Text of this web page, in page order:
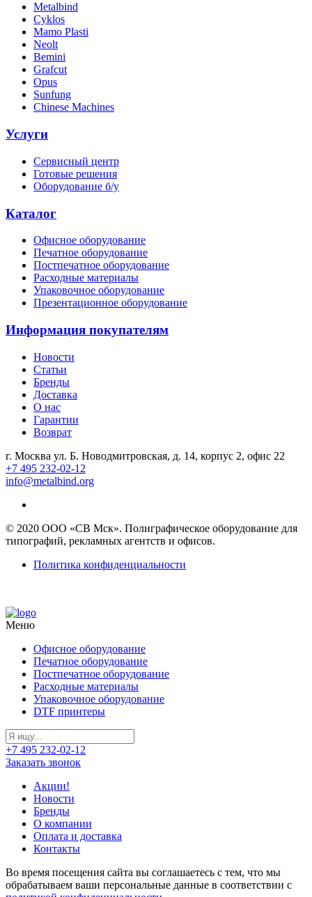
Metalbind
Cyklos
Mamo Plasti
Neolt
Bemini
Grafcut
Opus
Sunfung
Chinese Machines
Услуги
Сервисный центр
Готовые решения
Оборудование б/у
Каталог
Офисное оборудование
Печатное оборудование
Постпечатное оборудование
Расходные материалы
Упаковочное оборудование
Презентационное оборудование
Информация покупателям
Новости
Статьи
Бренды
Доставка
О нас
Гарантии
Возврат
г. Москва ул. Б. Новодмитровская, д. 14, корпус 2, офис 22
+7 495 232-02-12
info@metalbind.org
© 2020 ООО «СВ Мск». Полиграфическое оборудование для
типографий, рекламных агентств и офисов.
Политика конфиденциальности
Меню
Офисное оборудование
Печатное оборудование
Постпечатное оборудование
Расходные материалы
Упаковочное оборудование
DTF принтеры
+7 495 232-02-12
Заказать звонок
Акции!
Новости
Бренды
О компании
Оплата и доставка
Контакты
Во время посещения сайта вы соглашаетесь с тем, что мы
обрабатываем ваши персональные данные в соответствии с